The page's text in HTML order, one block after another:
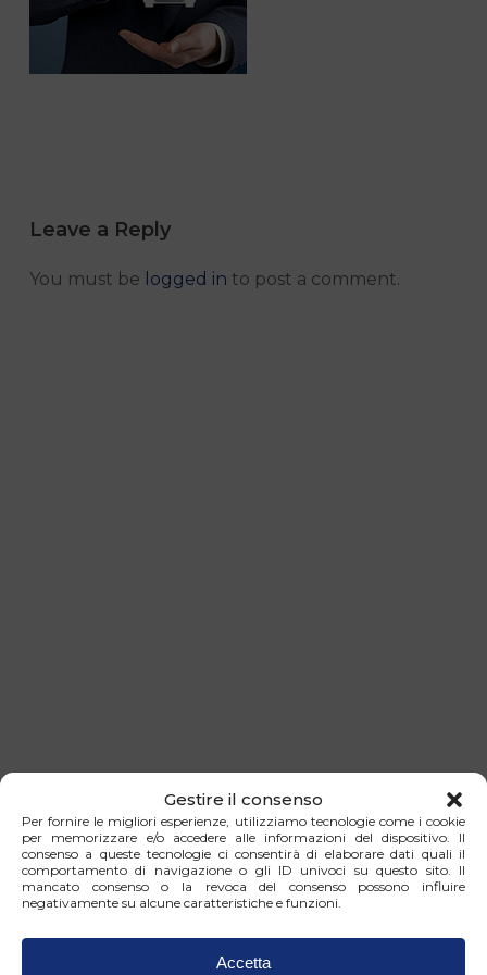
Gestire il consenso
Per fornire le migliori esperienze, utilizziamo tecnologie come i cookie
per memorizzare e/o accedere alle informazioni del dispositivo. Il
consenso a queste tecnologie ci consentirà di elaborare dati quali il
comportamento di navigazione o gli ID univoci su questo sito. Il
mancato consenso o la revoca del consenso possono influire
negativamente su alcune caratteristiche e funzioni.
Accetta
Leave a Reply
You must be logged in to post a comment.